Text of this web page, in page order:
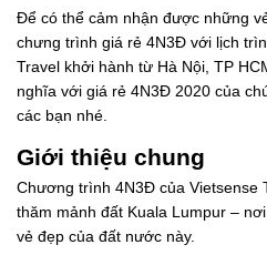
Để có thể cảm nhận được những
chưng trình giá rẻ 4N3Đ với lịch
Travel khởi hành từ Hà Nội, TP
nghĩa với giá rẻ 4N3Đ 2020 của
các bạn nhé.
Giới thiệu chung
Chương trình 4N3Đ của Vietsense
thăm mảnh đất Kuala Lumpur –
vẻ đẹp của đất nước này.